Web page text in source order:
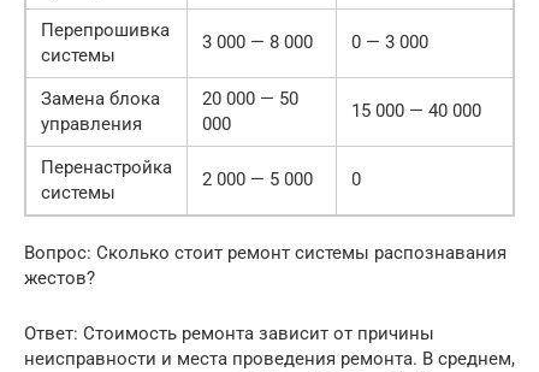
Перепрошивка
системы
3 000 — 8 000 0 — 3 000
Замена блока
управления
20 000 — 50
000
15 000 — 40 000
Перенастройка
системы
2 000 — 5 000 0
Вопрос: Сколько стоит ремонт системы распознавания
жестов?
Ответ: Стоимость ремонта зависит от причины
неисправности и места проведения ремонта. В среднем,